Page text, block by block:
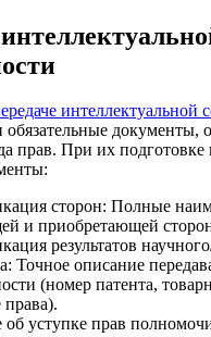
интеллектуальной
обязательные документы,
прав. При их подготовке
сторон: Полные
и приобретающей
результатов
Точное описание
(номер патента,
права).
об уступке прав